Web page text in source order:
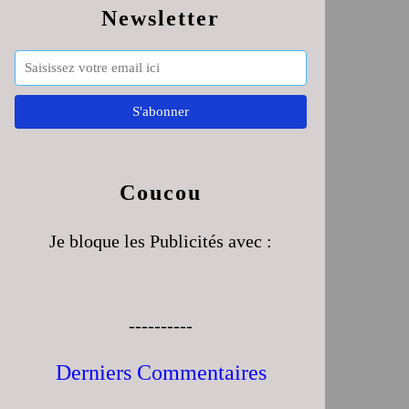
Newsletter
Coucou
Je bloque les Publicités avec :
----------
Derniers Commentaires